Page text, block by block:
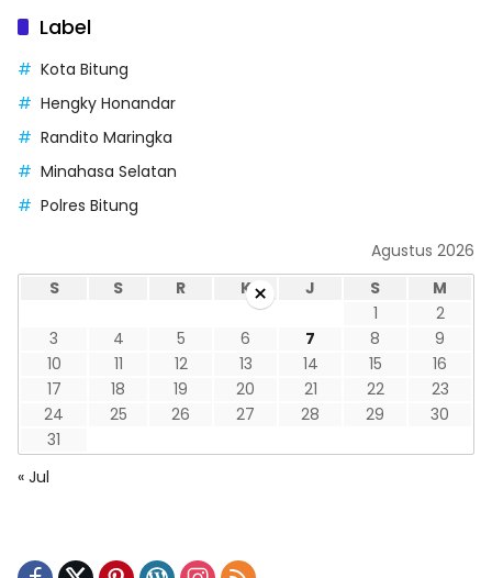
Label
Kota Bitung
Hengky Honandar
Randito Maringka
Minahasa Selatan
Polres Bitung
Agustus 2026
S
S R K J S
M
1
2
3
4 5 6 7 8
9
10
11 12 13 14 15
16
17
18 19 20 21 22
23
24
25 26 27 28 29
30
31
« Jul
×